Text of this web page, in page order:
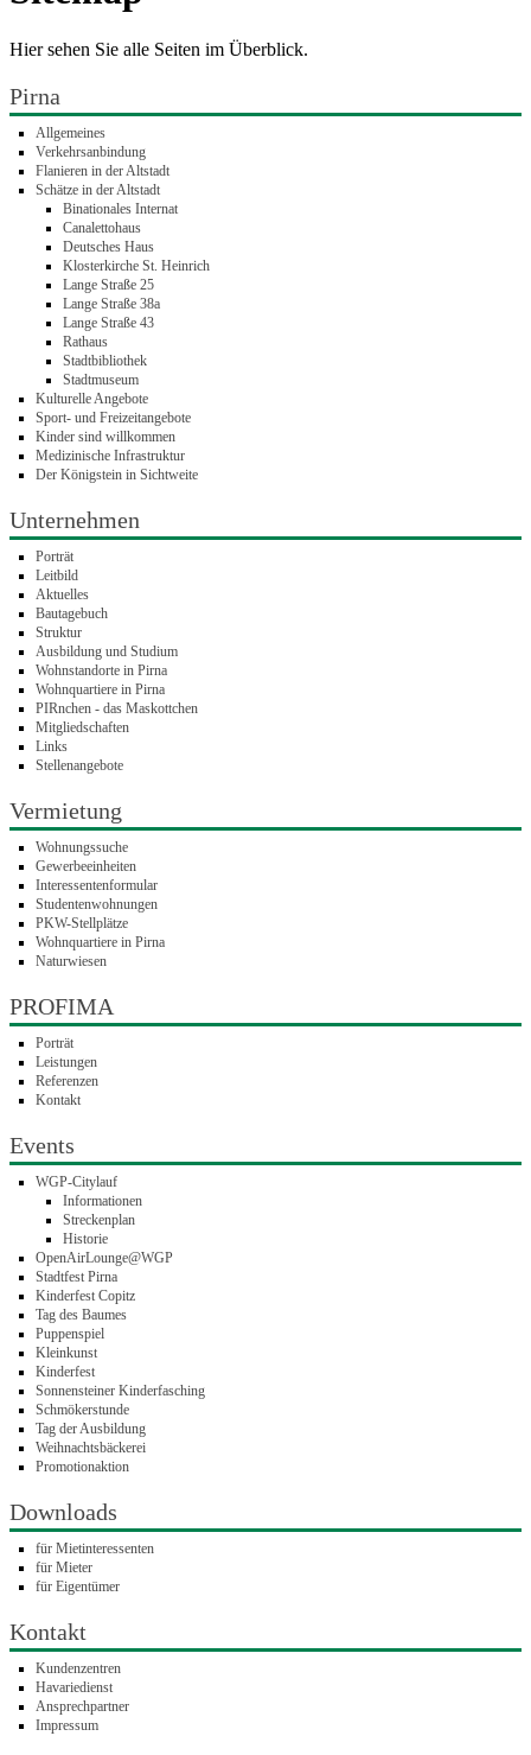
Hier sehen Sie alle Seiten im Überblick.
Pirna
Allgemeines
Verkehrsanbindung
Flanieren in der Altstadt
Schätze in der Altstadt
Binationales Internat
Canalettohaus
Deutsches Haus
Klosterkirche St. Heinrich
Lange Straße 25
Lange Straße 38a
Lange Straße 43
Rathaus
Stadtbibliothek
Stadtmuseum
Kulturelle Angebote
Sport- und Freizeitangebote
Kinder sind willkommen
Medizinische Infrastruktur
Der Königstein in Sichtweite
Unternehmen
Porträt
Leitbild
Aktuelles
Bautagebuch
Struktur
Ausbildung und Studium
Wohnstandorte in Pirna
Wohnquartiere in Pirna
PIRnchen - das Maskottchen
Mitgliedschaften
Links
Stellenangebote
Vermietung
Wohnungssuche
Gewerbeeinheiten
Interessentenformular
Studentenwohnungen
PKW-Stellplätze
Wohnquartiere in Pirna
Naturwiesen
PROFIMA
Porträt
Leistungen
Referenzen
Kontakt
Events
WGP-Citylauf
Informationen
Streckenplan
Historie
OpenAirLounge@WGP
Stadtfest Pirna
Kinderfest Copitz
Tag des Baumes
Puppenspiel
Kleinkunst
Kinderfest
Sonnensteiner Kinderfasching
Schmökerstunde
Tag der Ausbildung
Weihnachtsbäckerei
Promotionaktion
Downloads
für Mietinteressenten
für Mieter
für Eigentümer
Kontakt
Kundenzentren
Havariedienst
Ansprechpartner
Impressum